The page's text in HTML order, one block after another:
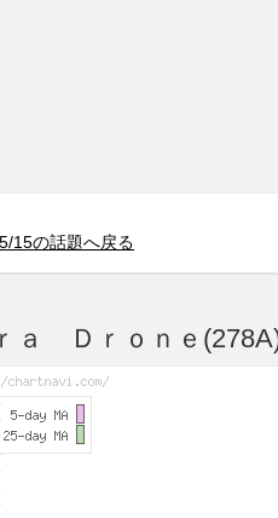
15の話題へ戻る
ａ Ｄｒｏｎｅ